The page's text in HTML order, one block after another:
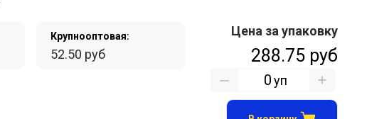
Крупнооптовая:
52.50 руб
Цена за упаковку
288.75 руб
уп